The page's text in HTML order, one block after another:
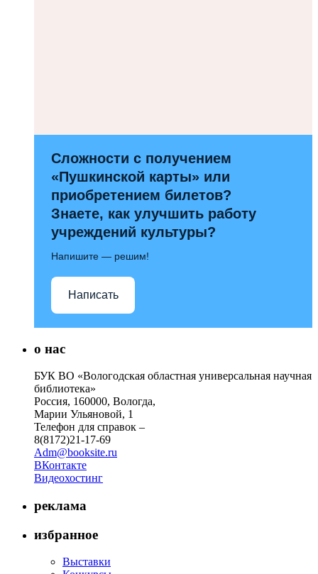
Сложности с получением
«Пушкинской карты» или
приобретением билетов?
Знаете, как улучшить работу
учреждений культуры?
Напишите — решим!
Написать
о нас
БУК ВО «Вологодская областная универсальная научная
библиотека»
Россия, 160000, Вологда,
Марии Ульяновой, 1
Телефон для справок –
8(8172)21-17-69
Adm@booksite.ru
ВКонтакте
Видеохостинг
реклама
избранное
Выставки